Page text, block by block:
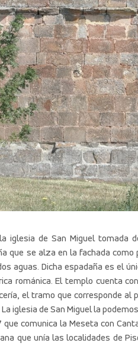
iglesia de San Miguel tomada
que se alza en la fachada como
aguas. Dicha espadaña es el
románica. El templo cuenta
el tramo que corresponde al
iglesia de San Miguel la
comunica la Meseta con
que unía las localidades de